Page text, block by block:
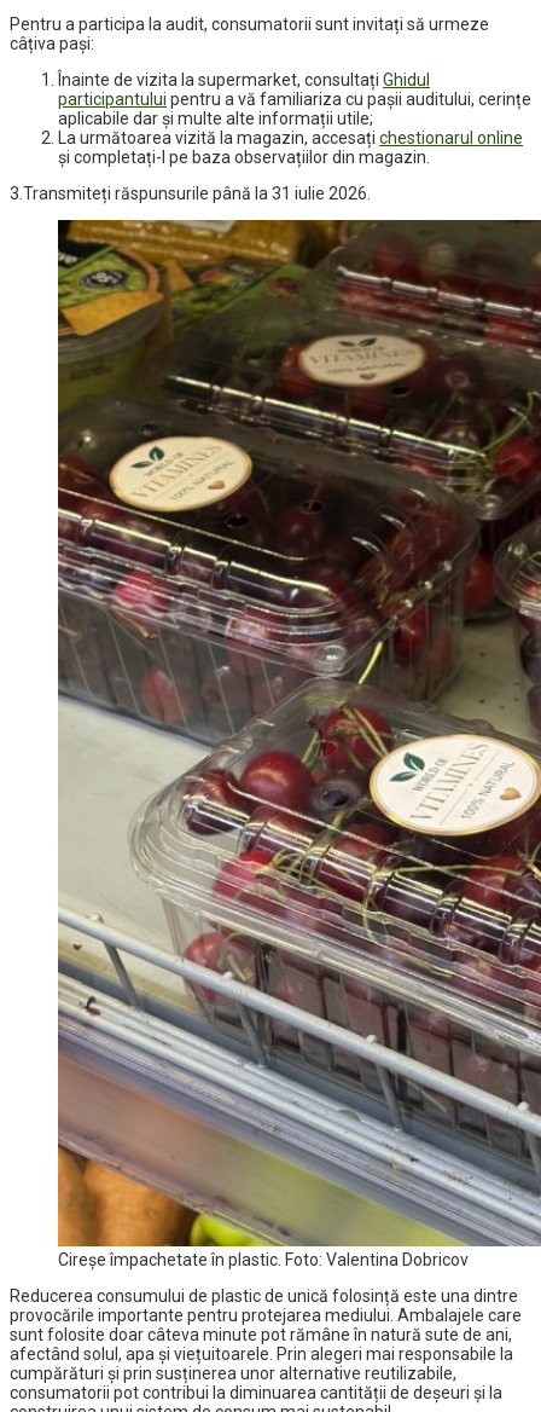
Pentru a participa la audit, consumatorii sunt invitați să urmeze
câțiva pași:
Înainte de vizita la supermarket, consultați Ghidul
participantului pentru a vă familiariza cu pașii auditului, cerințe
aplicabile dar și multe alte informații utile;
La următoarea vizită la magazin, accesați chestionarul online
și completați-l pe baza observațiilor din magazin.
3.Transmiteți răspunsurile până la 31 iulie 2026.
Cireșe împachetate în plastic. Foto: Valentina Dobricov
Reducerea consumului de plastic de unică folosință este una dintre
provocările importante pentru protejarea mediului. Ambalajele care
sunt folosite doar câteva minute pot rămâne în natură sute de ani,
afectând solul, apa și viețuitoarele. Prin alegeri mai responsabile la
cumpărături și prin susținerea unor alternative reutilizabile,
consumatorii pot contribui la diminuarea cantității de deșeuri și la